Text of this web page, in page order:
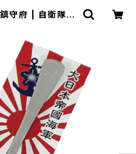
守府 | 自衛隊グ